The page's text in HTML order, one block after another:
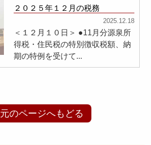
２０２５年１２月の税務
2025.12.18
＜１２月１０日＞ ●11月分源泉所
得税・住民税の特別徴収税額、納
期の特例を受けて...
元のページへもどる